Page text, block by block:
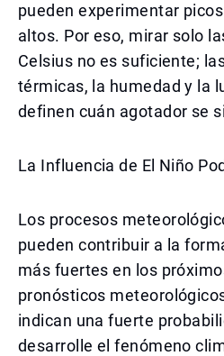
pueden experimentar
altos. Por eso, mirar solo
Celsius no es suficiente;
térmicas, la humedad y la
definen cuán agotador se
La Influencia de El Niño
Los procesos
pueden contribuir a la
más fuertes en los
pronósticos
indican una fuerte
desarrolle el fenómeno